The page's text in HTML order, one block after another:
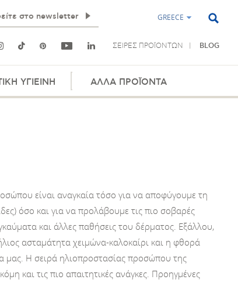
GREECE
ΣΕΙΡΕΣ ΠΡΟΪΟΝΤΩΝ BLOG
ΥΓΙΕΙΝΗ ΑΛΛΑ ΠΡΟΪΟΝΤΑ
είναι αναγκαία τόσο για να αποφύγουμε τη
όσο και για να προλάβουμε τις πιο σοβαρές
και άλλες παθήσεις του δέρματος. Εξάλλου,
ασταμάτητα χειμώνα-καλοκαίρι και η φθορά
μας. Η σειρά ηλιοπροστασίας προσώπου της
και τις πιο απαιτητικές ανάγκες. Προηγμένες